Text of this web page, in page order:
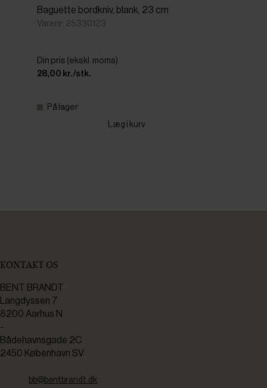
Baguette bordkniv, blank, 23 cm
Varenr: 25330123
Din pris (ekskl. moms)
28,00 kr./stk.
På lager
Læg i kurv
KONTAKT OS
BENT BRANDT
Langdyssen 7
8200 Aarhus N
-
Bådehavnsgade 2C
2450 København SV
bb@bentbrandt.dk